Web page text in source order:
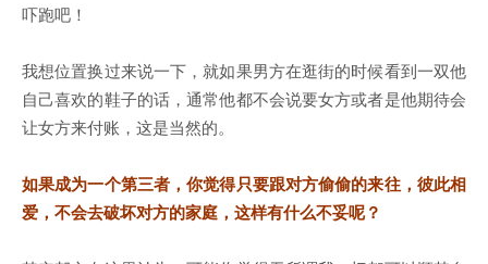
吓跑吧！
我想位置换过来说一下，就如果男方在逛街的时候看到一双他
自己喜欢的鞋子的话，通常他都不会说要女方或者是他期待会
让女方来付账，这是当然的。
如果成为一个第三者，你觉得只要跟对方偷偷的来往，彼此相
爱，不会去破坏对方的家庭，这样有什么不妥呢？